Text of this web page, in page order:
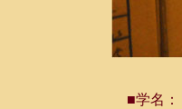
■学名：